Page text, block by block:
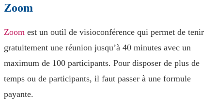
Zoom
Zoom est un outil de visioconférence qui permet de tenir
gratuitement une réunion jusqu’à 40 minutes avec un
maximum de 100 participants. Pour disposer de plus de
temps ou de participants, il faut passer à une formule
payante.